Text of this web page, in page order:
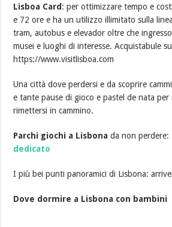
Lisboa Card : per ottimizzare tempo e
e 72 ore e ha un utilizzo illimitato sulla
tram, autobus e elevador oltre che
musei e luoghi di interesse. Acquistabule
https://www.visitlisboa.com
Una città dove perdersi e da scoprire
e tante pause di gioco e pastel de nata per
rimettersi in cammino.
Parchi giochi a Lisbona da non perdere:
dedicato
I più bei punti panoramici di Lisbona:
Dove dormire a Lisbona con bambini